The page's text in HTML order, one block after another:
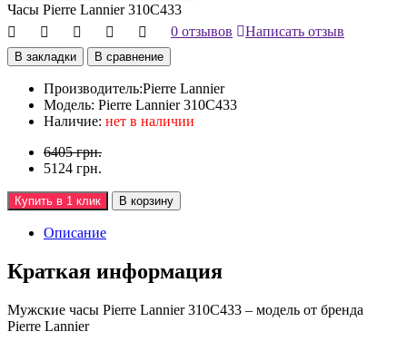
Часы Pierre Lannier 310C433
0 отзывов
Написать отзыв
В закладки В сравнение
Производитель:Pierre Lannier
Модель: Pierre Lannier 310C433
Наличие: нет в наличии
6405 грн.
5124 грн.
Купить в 1 клик В корзину
Описание
Краткая информация
Мужские часы Pierre Lannier 310C433 – модель от бренда
Pierre Lannier